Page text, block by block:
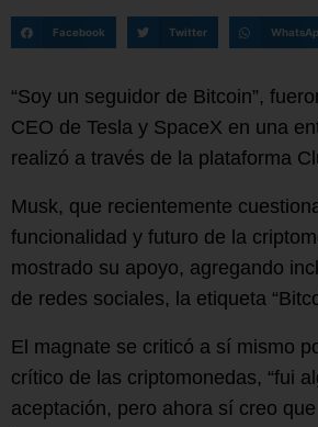
Facebook Twitter
“Soy un seguidor de Bitcoin”,
CEO de Tesla y SpaceX en una
realizó a través de la plataforma
Musk, que recientemente
funcionalidad y futuro de la
mostrado su apoyo, agregando
de redes sociales, la etiqueta
El magnate se criticó a sí mismo
crítico de las criptomonedas, “fui
aceptación, pero ahora sí creo